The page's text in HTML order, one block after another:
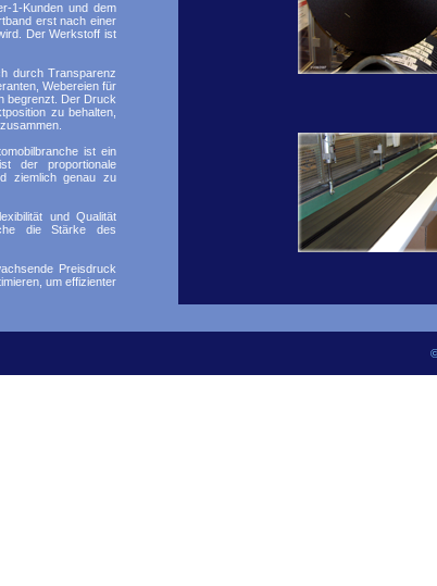
1-Kunden und dem
erst nach einer
Der Werkstoff ist
durch Transparenz
Webereien für
begrenzt. Der Druck
zu behalten,
ist ein
der proportionale
ziemlich genau zu
und Qualität
die Stärke des
Preisdruck
um effizienter